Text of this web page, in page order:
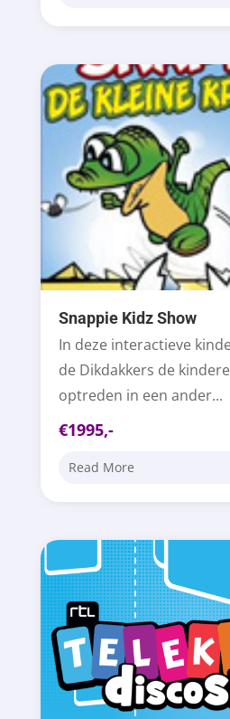
Snappie Kidz Show
In deze interactieve
de Dikdakkers de
optreden in een ander...
€1995,-
Read More